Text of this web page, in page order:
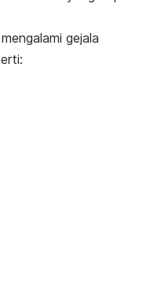
gejala